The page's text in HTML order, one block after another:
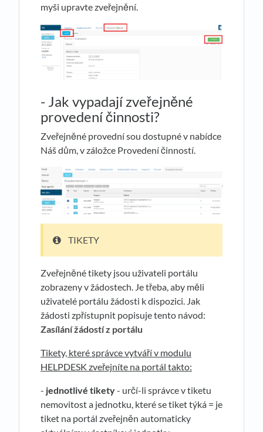
myši upravte zveřejnění.
- Jak vypadají zveřejněné
provedení činnosti?
Zveřejněné provední sou dostupné v nabídce
Náš dům, v záložce Provedení činností.
TIKETY
Zveřejněné tikety jsou uživateli portálu
zobrazeny v žádostech. Je třeba, aby měli
uživatelé portálu žádosti k dispozici. Jak
žádosti zpřístupnit popisuje tento návod:
Zasílání žádostí z portálu
Tikety, které správce vytváří v modulu
HELPDESK zveřejníte na portál takto:
- jednotlivé tikety- určí-li správce v tiketu
nemovitost a jednotku, které se tiket týká = je
tiket na portál zveřejněn automaticky